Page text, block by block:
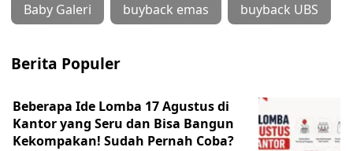
Baby Galeri buyback emas buyback UBS
Berita Populer
Beberapa Ide Lomba 17 Agustus di
Kantor yang Seru dan Bisa Bangun
Kekompakan! Sudah Pernah Coba?